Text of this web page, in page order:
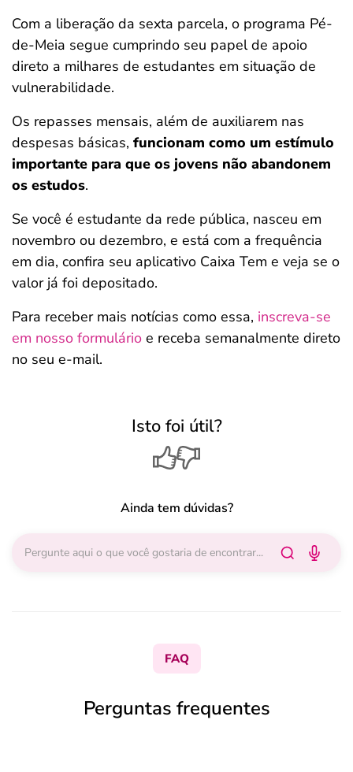
Com a liberação da sexta parcela, o programa Pé-
de-Meia segue cumprindo seu papel de apoio
direto a milhares de estudantes em situação de
vulnerabilidade.
Os repasses mensais, além de auxiliarem nas
despesas básicas, funcionam como um estímulo
importante para que os jovens não abandonem
os estudos.
Se você é estudante da rede pública, nasceu em
novembro ou dezembro, e está com a frequência
em dia, confira seu aplicativo Caixa Tem e veja se o
valor já foi depositado.
Para receber mais notícias como essa, inscreva-se
em nosso formulário e receba semanalmente direto
no seu e-mail.
Isto foi útil?
Ainda tem dúvidas?
FAQ
Perguntas frequentes